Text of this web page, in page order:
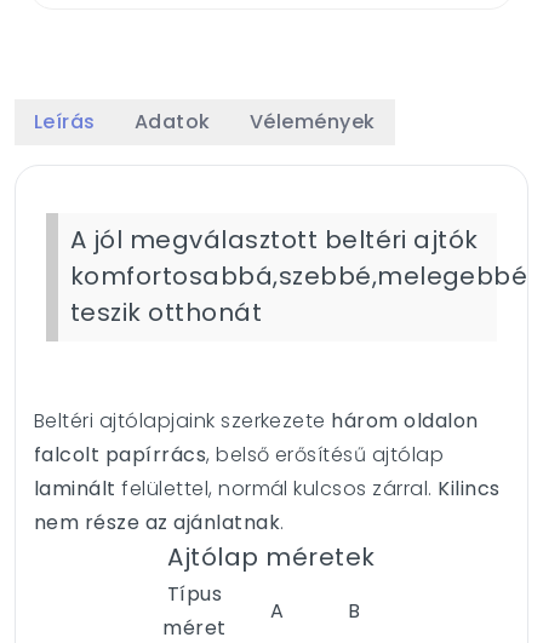
Leírás Adatok Vélemények
A jól megválasztott beltéri ajtók
komfortosabbá,szebbé,melegebbé
teszik otthonát
Beltéri ajtólapjaink szerkezete három oldalon
falcolt papírrács, belső erősítésű ajtólap
laminált felülettel, normál kulcsos zárral. Kilincs
nem része az ajánlatnak.
Ajtólap méretek
Típus
méret
A
B